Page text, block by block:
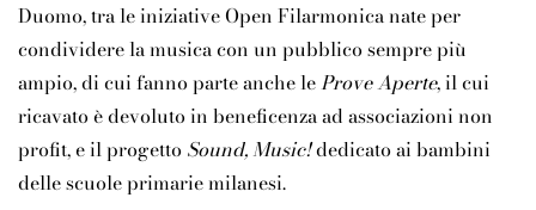
Duomo, tra le iniziative Open Filarmonicanate per
condividere la musica con un pubblico sempre più
ampio, di cui fanno parte anche leProve Aperte, il cui
ricavato è devoluto in beneficenza ad associazioni non
profit, e il progetto Sound, Music!dedicato ai bambini
delle scuole primarie milanesi.